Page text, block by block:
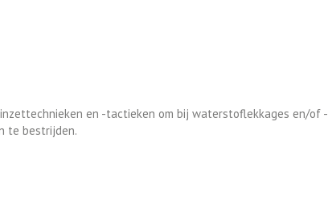
en -tactieken om bij waterstoflekkages en/of -
te bestrijden.